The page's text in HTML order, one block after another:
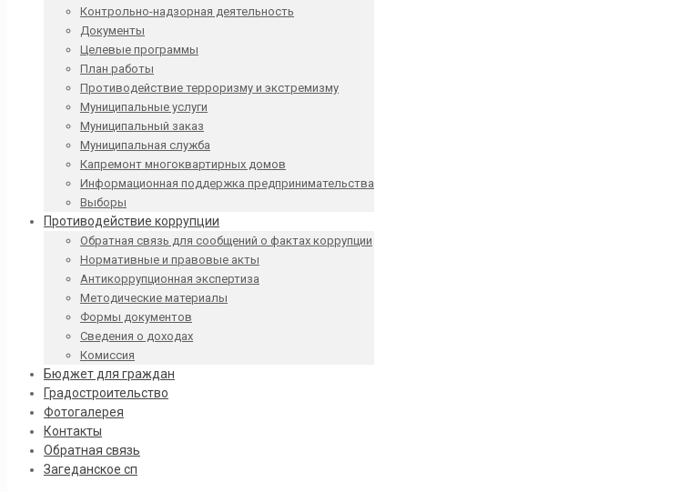
Контрольно-надзорная деятельность
Документы
Целевые программы
План работы
Противодействие терроризму и экстремизму
Муниципальные услуги
Муниципальный заказ
Муниципальная служба
Капремонт многоквартирных домов
Информационная поддержка предпринимательства
Выборы
Противодействие коррупции
Обратная связь для сообщений о фактах коррупции
Нормативные и правовые акты
Антикоррупционная экспертиза
Методические материалы
Формы документов
Сведения о доходах
Комиссия
Бюджет для граждан
Градостроительство
Фотогалерея
Контакты
Обратная связь
Загеданское сп